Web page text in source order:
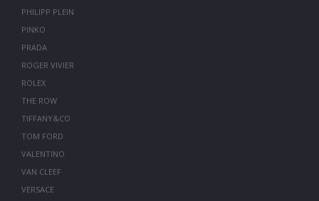
PHILIPP PLEIN
PINKO
PRADA
ROGER VIVIER
ROLEX
THE ROW
TIFFANY&CO
TOM FORD
VALENTINO
VAN CLEEF
VERSACE